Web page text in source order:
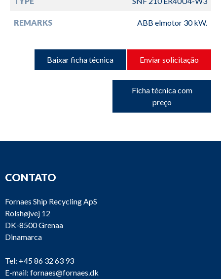
REMARKS ABB elmotor 30 kW.
Baixar ficha técnica Enviar solicitação
Ficha técnica com
preço
CONTATO
Fornaes Ship Recycling ApS
Rolshøjvej 12
DK-8500 Grenaa
Dinamarca
Tel: +45 86 32 63 93
E-mail: fornaes@fornaes.dk